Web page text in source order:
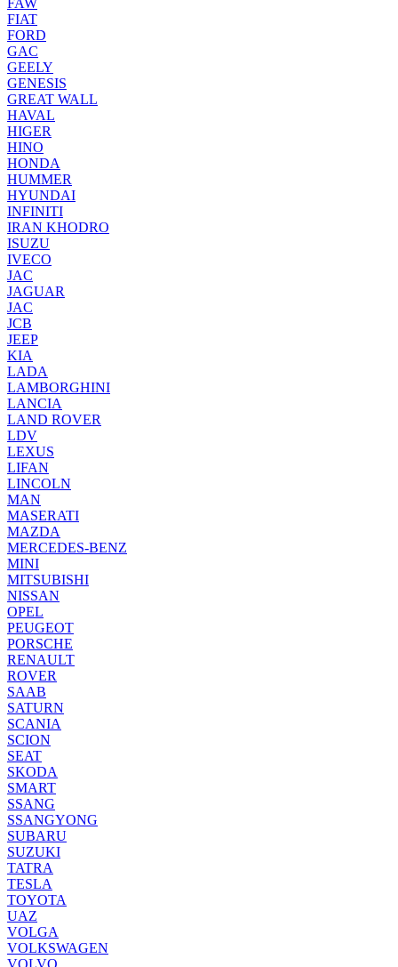
FAW
FIAT
FORD
GAC
GEELY
GENESIS
GREAT WALL
HAVAL
HIGER
HINO
HONDA
HUMMER
HYUNDAI
INFINITI
IRAN KHODRO
ISUZU
IVECO
JAC
JAGUAR
JAС
JCB
JEEP
KIA
LADA
LAMBORGHINI
LANCIA
LAND ROVER
LDV
LEXUS
LIFAN
LINCOLN
MAN
MASERATI
MAZDA
MERCEDES-BENZ
MINI
MITSUBISHI
NISSAN
OPEL
PEUGEOT
PORSCHE
RENAULT
ROVER
SAAB
SATURN
SCANIA
SCION
SEAT
SKODA
SMART
SSANG
SSANGYONG
SUBARU
SUZUKI
TATRA
TESLA
TOYOTA
UAZ
VOLGA
VOLKSWAGEN
VOLVO